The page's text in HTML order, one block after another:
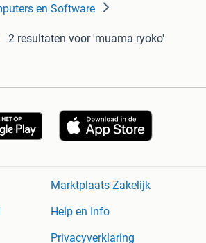
en Software
2 resultaten voor 'muama ryoko'
Marktplaats Zakelijk
Help en Info
Privacyverklaring